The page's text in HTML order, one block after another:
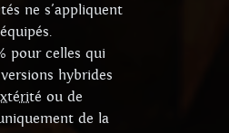
ne s'appliquent
équipés.
pour celles qui
hybrides
ou de
de la